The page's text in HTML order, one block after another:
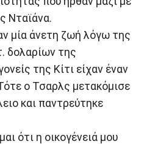
Νταϊάνα.
μία άνετη ζωή λόγω της
δολαρίων της
της Κίτι είχαν έναν
ο Τσαρλς μετακόμισε
και παντρεύτηκε
ότι η οικογένειά μου